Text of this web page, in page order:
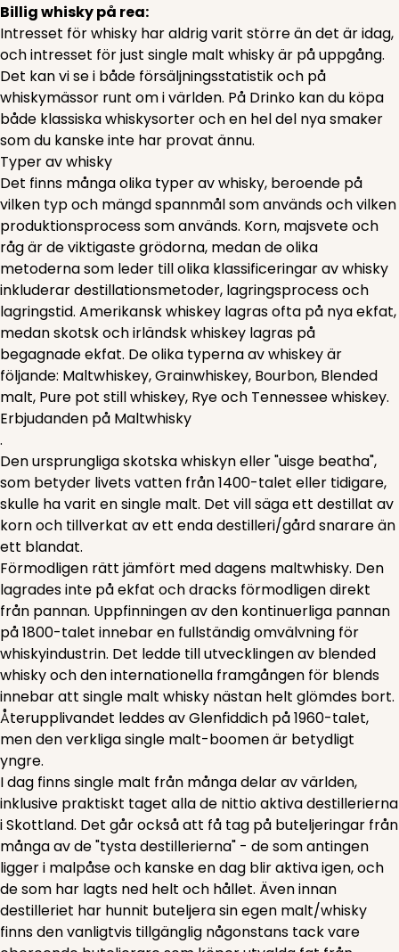
Billig whisky på rea:
Intresset för whisky har aldrig varit större än det är idag,
och intresset för just single malt whisky är på uppgång.
Det kan vi se i både försäljningsstatistik och på
whiskymässor runt om i världen. På Drinko kan du köpa
både klassiska whiskysorter och en hel del nya smaker
som du kanske inte har provat ännu.
Typer av whisky
Det finns många olika typer av whisky, beroende på
vilken typ och mängd spannmål som används och vilken
produktionsprocess som används. Korn, majsvete och
råg är de viktigaste grödorna, medan de olika
metoderna som leder till olika klassificeringar av whisky
inkluderar destillationsmetoder, lagringsprocess och
lagringstid. Amerikansk whiskey lagras ofta på nya ekfat,
medan skotsk och irländsk whiskey lagras på
begagnade ekfat. De olika typerna av whiskey är
följande: Maltwhiskey, Grainwhiskey, Bourbon, Blended
malt, Pure pot still whiskey, Rye och Tennessee whiskey.
Erbjudanden på Maltwhisky
.
Den ursprungliga skotska whiskyn eller "uisge beatha",
som betyder livets vatten från 1400-talet eller tidigare,
skulle ha varit en single malt. Det vill säga ett destillat av
korn och tillverkat av ett enda destilleri/gård snarare än
ett blandat.
Förmodligen rätt jämfört med dagens maltwhisky. Den
lagrades inte på ekfat och dracks förmodligen direkt
från pannan. Uppfinningen av den kontinuerliga pannan
på 1800-talet innebar en fullständig omvälvning för
whiskyindustrin. Det ledde till utvecklingen av blended
whisky och den internationella framgången för blends
innebar att single malt whisky nästan helt glömdes bort.
Återupplivandet leddes av Glenfiddich på 1960-talet,
men den verkliga single malt-boomen är betydligt
yngre.
I dag finns single malt från många delar av världen,
inklusive praktiskt taget alla de nittio aktiva destillerierna
i Skottland. Det går också att få tag på buteljeringar från
många av de "tysta destillerierna" - de som antingen
ligger i malpåse och kanske en dag blir aktiva igen, och
de som har lagts ned helt och hållet. Även innan
destilleriet har hunnit buteljera sin egen malt/whisky
finns den vanligtvis tillgänglig någonstans tack vare